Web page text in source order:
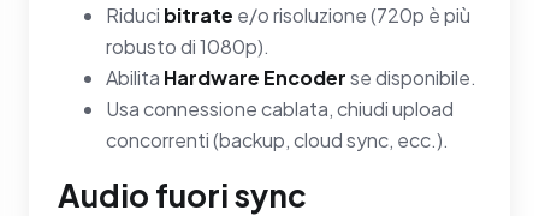
Riduci bitrate e/o risoluzione (720p è più
robusto di 1080p).
Abilita Hardware Encoderse disponibile.
Usa connessione cablata, chiudi upload
concorrenti (backup, cloud sync, ecc.).
Audio fuori sync